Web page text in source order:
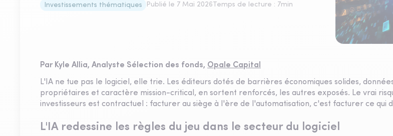
Investissements thématiques Publié le 7 Mai 2026Temps de lecture : 7min
Par Kyle Allia, Analyste Sélection des fonds, Opale Capital
L'IA ne tue pas le logiciel, elle trie. Les éditeurs dotés de barrières économiques solides,
propriétaires et caractère mission-critical, en sortent renforcés, les autres exposés. Le vrai
investisseurs est contractuel : facturer au siège à l'ère de l'automatisation, c'est facturer ce qui
L'IA redessine les règles du jeu dans le secteur du logiciel